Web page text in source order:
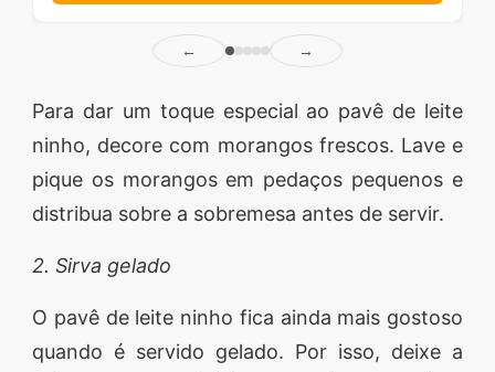
← →
Para dar um toque especial ao pavê de leite
ninho, decore com morangos frescos. Lave e
pique os morangos em pedaços pequenos e
distribua sobre a sobremesa antes de servir.
2. Sirva gelado
O pavê de leite ninho fica ainda mais gostoso
quando é servido gelado. Por isso, deixe a